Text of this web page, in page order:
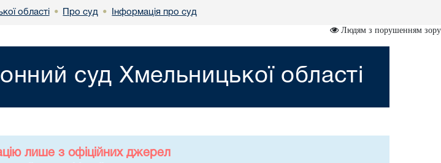
області • Про суд • Інформація про суд
Людям з порушенням зору
суд Хмельницької області
лише з офіційних джерел